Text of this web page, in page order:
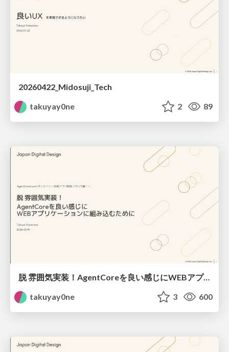
20260422_Midosuji_Tech
takuyay0ne
2 89
脱 雰囲気実装！ AgentCoreを良い感じに WEBアプリケーションに組み込むために
takuyay0ne
3 600